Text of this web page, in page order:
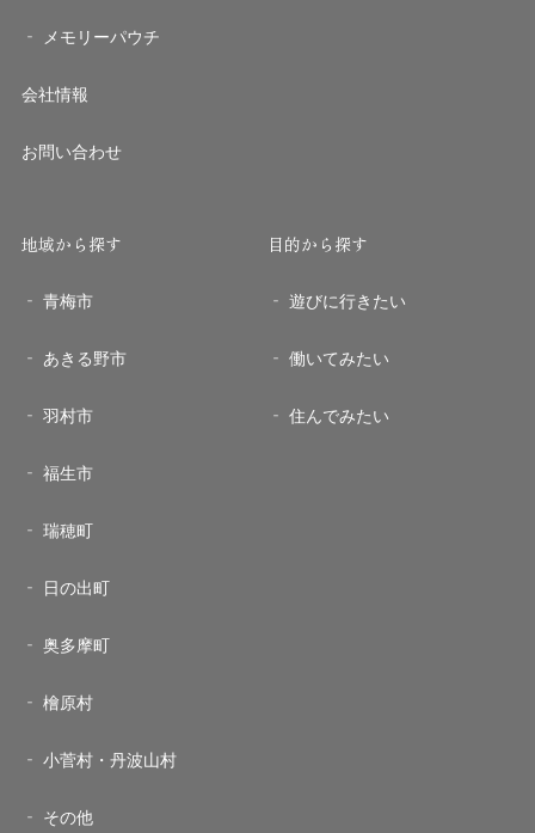
メモリーパウチ
会社情報
お問い合わせ
地域から探す
青梅市
あきる野市
羽村市
福生市
瑞穂町
日の出町
奥多摩町
檜原村
小菅村・丹波山村
その他
目的から探す
遊びに行きたい
働いてみたい
住んでみたい